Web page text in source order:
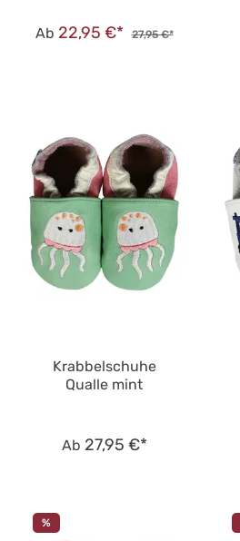
Ab 22,95 €* 27,95 €*
Krabbelschuhe
Qualle mint
Ab 27,95 €*
%